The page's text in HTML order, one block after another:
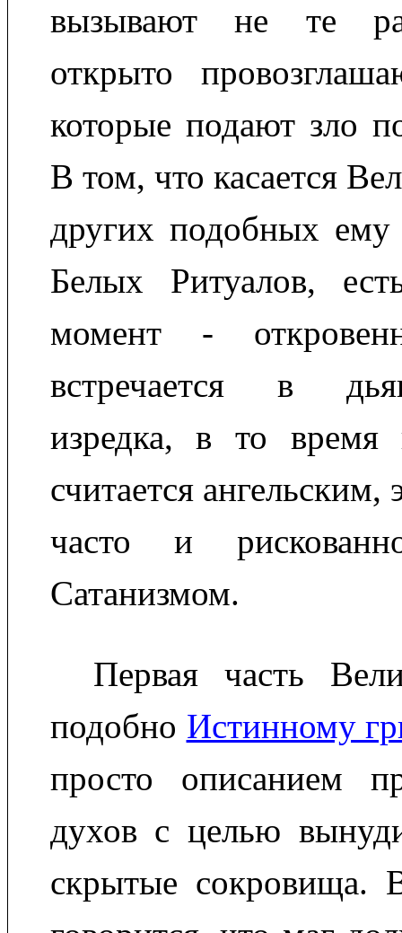
вызывают не те
открыто
которые подают зло
В том, что касается
других подобных ему
Белых Ритуалов,
момент -
встречается в
изредка, в то
считается ангельским,
часто и
Сатанизмом.
Первая часть
подобно Истинному
просто описанием
духов с целью
скрытые сокровища.